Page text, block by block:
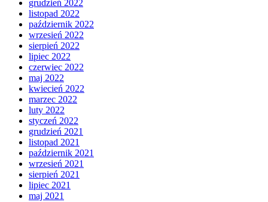
grudzień 2022
listopad 2022
październik 2022
wrzesień 2022
sierpień 2022
lipiec 2022
czerwiec 2022
maj 2022
kwiecień 2022
marzec 2022
luty 2022
styczeń 2022
grudzień 2021
listopad 2021
październik 2021
wrzesień 2021
sierpień 2021
lipiec 2021
maj 2021